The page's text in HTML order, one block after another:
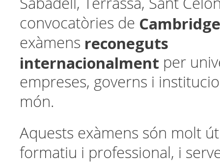
Sabadell, Terrassa, Sant
convocatòries de
exàmens reconeguts
internacionalment per
empreses, governs i
món.
Aquests exàmens són molt
formatiu i professional, i